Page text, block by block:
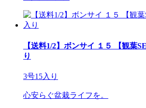
【送料1/2】ボンサイ １５ 【観葉
り
3号15入り
心安らぐ盆栽ライフを。